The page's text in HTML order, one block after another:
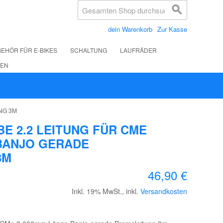
dein Warenkorb Zur Kasse
FÜR E-BIKES SCHALTUNG
LAUFRÄDER
3M
2.2 LEITUNG FÜR CME
GERADE
46,90 €
Inkl. 19% MwSt., inkl. Versandkosten